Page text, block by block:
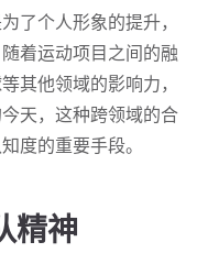
了个人形象的提升，
着运动项目之间的融
其他领域的影响力，
天，这种跨领域的合
度的重要手段。
精神